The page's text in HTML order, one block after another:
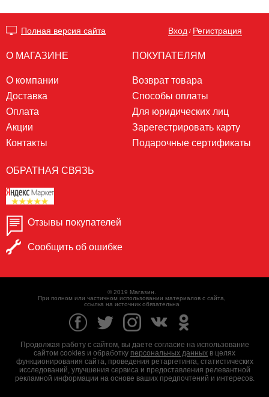
Полная версия сайта Вход / Регистрация
О МАГАЗИНЕ
О компании
Доставка
Оплата
Акции
Контакты
ПОКУПАТЕЛЯМ
Возврат товара
Способы оплаты
Для юридических лиц
Зарегестрировать карту
Подарочные сертификаты
ОБРАТНАЯ СВЯЗЬ
Отзывы покупателей
Сообщить об ошибке
© 2019 Магазин.
При полном или частичном использовании материалов с сайта,
ссылка на источник обязательна
Продолжая работу с сайтом, вы даете согласие на использование
сайтом cookies и обработку персональных данных в целях
функционирования сайта, проведения ретаргетинга, статистических
исследований, улучшения сервиса и предоставления релевантной
рекламной информации на основе ваших предпочтений и интересов.